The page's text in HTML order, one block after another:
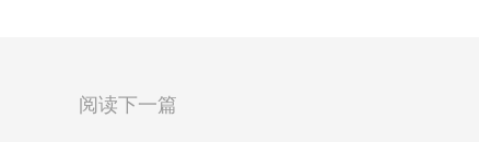
阅读下一篇